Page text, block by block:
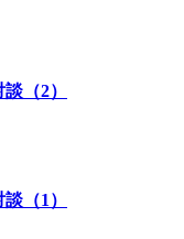
（2）
（1）